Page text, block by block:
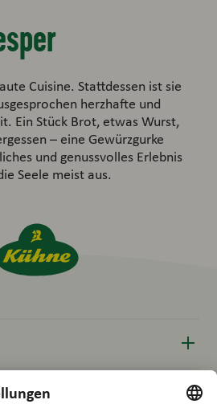
Cuisine. Stattdessen ist sie
herzhafte und
Ein Stück Brot, etwas Wurst,
– eine Gewürzgurke
und genussvolles Erlebnis
Seele meist aus.